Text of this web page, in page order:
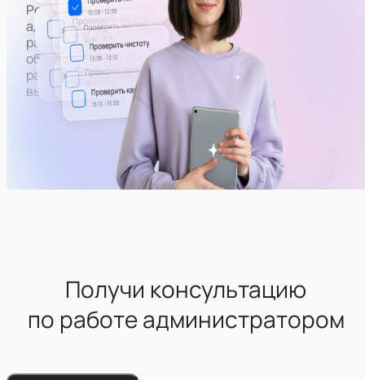
Регулярная часть расписания — приезжать на
адреса вебкам студий, оценивать их внешний вид,
работоспособность техники и бытового
оборудования. При необходимости — пополнять
расходники и работать с поломками (самому или
вызывать человека нужной профессии)
Получи консультацию
по работе администратором